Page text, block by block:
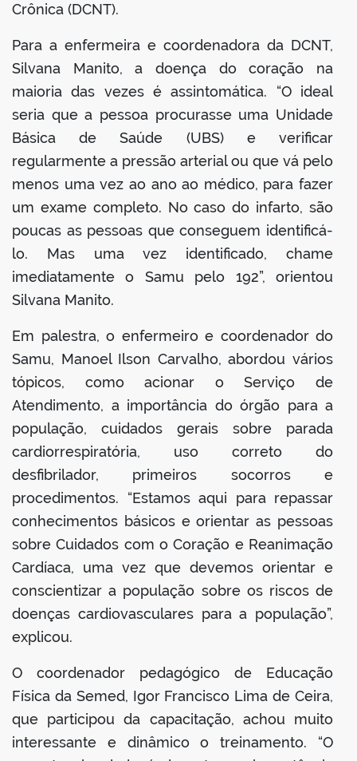
Crônica (DCNT).
Para a enfermeira e coordenadora da DCNT,
Silvana Manito, a doença do coração na
maioria das vezes é assintomática. “O ideal
seria que a pessoa procurasse uma Unidade
Básica de Saúde (UBS) e verificar
regularmente a pressão arterial ou que vá pelo
menos uma vez ao ano ao médico, para fazer
um exame completo. No caso do infarto, são
poucas as pessoas que conseguem identificá-
lo. Mas uma vez identificado, chame
imediatamente o Samu pelo 192”, orientou
Silvana Manito.
Em palestra, o enfermeiro e coordenador do
Samu, Manoel Ilson Carvalho, abordou vários
tópicos, como acionar o Serviço de
Atendimento, a importância do órgão para a
população, cuidados gerais sobre parada
cardiorrespiratória, uso correto do
desfibrilador, primeiros socorros e
procedimentos. “Estamos aqui para repassar
conhecimentos básicos e orientar as pessoas
sobre Cuidados com o Coração e Reanimação
Cardíaca, uma vez que devemos orientar e
conscientizar a população sobre os riscos de
doenças cardiovasculares para a população”,
explicou.
O coordenador pedagógico de Educação
Física da Semed, Igor Francisco Lima de Ceira,
que participou da capacitação, achou muito
interessante e dinâmico o treinamento. “O